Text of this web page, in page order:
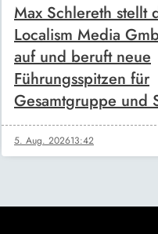
Max Schlereth stellt
Localism Media
auf und beruft neue
Führungsspitzen für
Gesamtgruppe und
5. Aug. 202613:42